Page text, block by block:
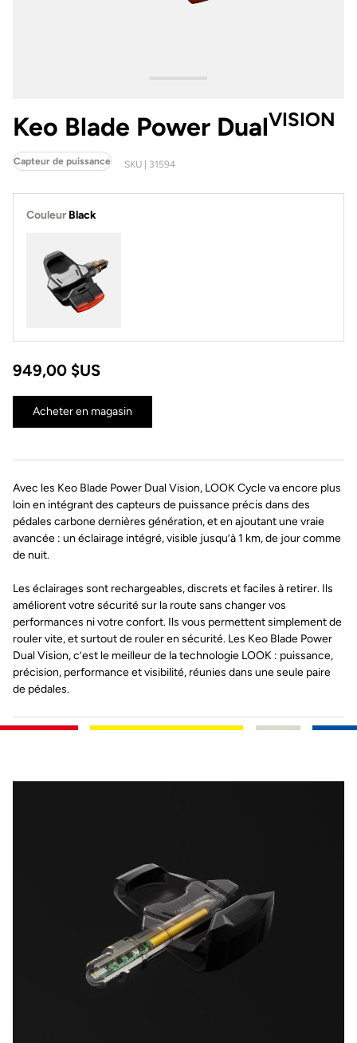
Keo Blade Power DualVISION
Capteur de puissance SKU | 31594
Couleur Black
949,00 $US
Acheter en magasin
Avec les Keo Blade Power Dual Vision, LOOK Cycle va encore plus
loin en intégrant des capteurs de puissance précis dans des
pédales carbone dernières génération, et en ajoutant une vraie
avancée : un éclairage intégré, visible jusqu’à 1 km, de jour comme
de nuit.
Les éclairages sont rechargeables, discrets et faciles à retirer. Ils
améliorent votre sécurité sur la route sans changer vos
performances ni votre confort. Ils vous permettent simplement de
rouler vite, et surtout de rouler en sécurité. Les Keo Blade Power
Dual Vision, c’est le meilleur de la technologie LOOK : puissance,
précision, performance et visibilité, réunies dans une seule paire
de pédales.